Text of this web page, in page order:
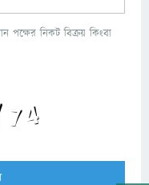
পক্ষের নিকট বিক্রয় কিংবা